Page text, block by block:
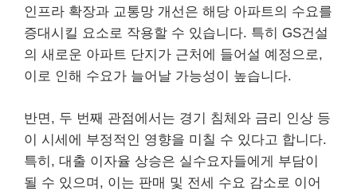
인프라 확장과 교통망 개선은 해당 아파트의 수요를
증대시킬 요소로 작용할 수 있습니다. 특히 GS건설
의 새로운 아파트 단지가 근처에 들어설 예정으로,
이로 인해 수요가 늘어날 가능성이 높습니다.
반면, 두 번째 관점에서는 경기 침체와 금리 인상 등
이 시세에 부정적인 영향을 미칠 수 있다고 합니다.
특히, 대출 이자율 상승은 실수요자들에게 부담이
될 수 있으며, 이는 판매 및 전세 수요 감소로 이어